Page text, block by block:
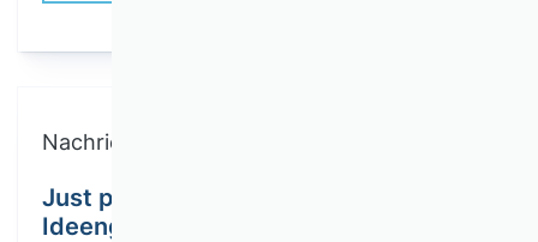
Nachricht
Just published: First part of
Ideengeschichte der BWL Volume III